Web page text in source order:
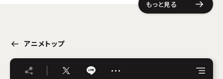
もっと見る
アニメトップ
…